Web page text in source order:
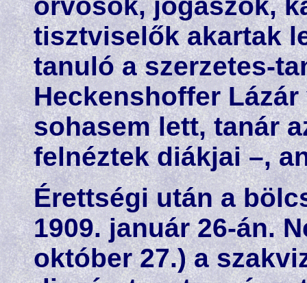
tisztviselők akartak
tanuló a szerzetes-
Heckenshoffer
sohasem lett, tanár
felnéztek diákjai –,
Érettségi után a
1909. január 26-án.
október 27.) a